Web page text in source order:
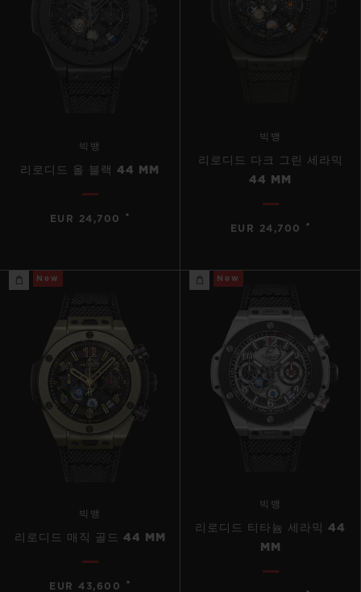
빅뱅
리로디드 올 블랙 44 MM
EUR 24,700 •
빅뱅
리로디드 다크 그린 세라믹
44 MM
EUR 24,700 •
New
빅뱅
리로디드 매직 골드 44 MM
EUR 43,600 •
New
빅뱅
리로디드 티타늄 세라믹 44
MM